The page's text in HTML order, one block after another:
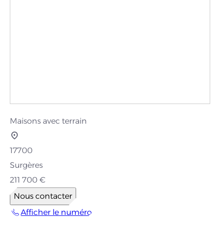
Maisons avec terrain
17700
Surgères
211 700 €
Nous contacter
Afficher le numéro